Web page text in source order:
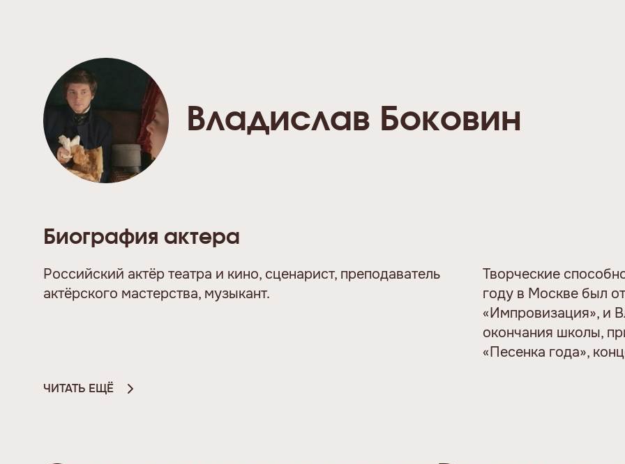
Владислав Боковин
Биография актера
Российский актёр театра и кино, сценарист, преподаватель
актёрского мастерства, музыкант.
Творческие
году в Москве был
«Импровизация», и
окончания школы,
«Песенка года»,
ЧИТАТЬ ЕЩЁ